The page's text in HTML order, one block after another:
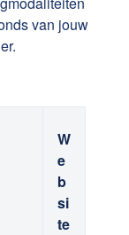
|
van jouw
W
e
b
si
te